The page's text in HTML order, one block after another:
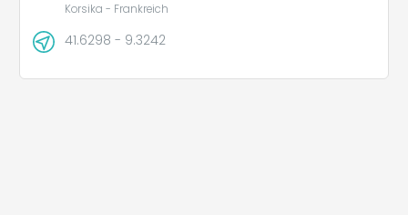
Korsika - Frankreich
41.6298 - 9.3242